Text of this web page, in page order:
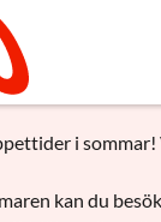
Umo
i sommar!
kan du